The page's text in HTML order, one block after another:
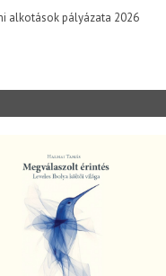
alkotások pályázata 2026